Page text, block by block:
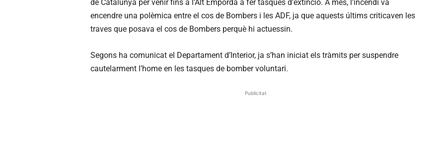
de Catalunya per venir fins a l’Alt Empordà a fer tasques d’extinció. A més, l’incendi va
encendre una polèmica entre el cos de Bombers i les ADF, ja que aquests últims criticaven les
traves que posava el cos de Bombers perquè hi actuessin.
Segons ha comunicat el Departament d’Interior, ja s’han iniciat els tràmits per suspendre
cautelarment l’home en les tasques de bomber voluntari.
Publicitat